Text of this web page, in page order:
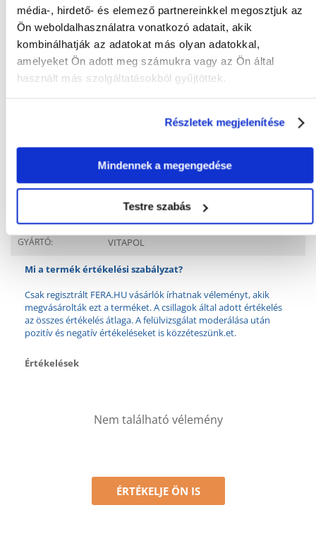
média-, hirdető- és elemező partnereinkkel megosztjuk az
Ön weboldalhasználatra vonatkozó adatait, akik
kombinálhatják az adatokat más olyan adatokkal,
amelyeket Ön adott meg számukra vagy az Ön által
használt más szolgáltatásokból gyűjtöttek.
Részletek megjelenítése
Mindennek a megengedése
Testre szabás
Gyakori Kérdések (GYIK)
TOVÁBBI
Vitamin ellátás
GYÁRTÓ: VITAPOL
Mi a termék értékelési szabályzat?
Csak regisztrált FERA.HU vásárlók írhatnak véleményt, akik
megvásárolták ezt a terméket. A csillagok által adott értékelés
az összes értékelés átlaga. A felülvizsgálat moderálása után
pozitív és negatív értékeléseket is közzéteszünk.et.
Értékelések
Nem található vélemény
ÉRTÉKELJE ÖN IS